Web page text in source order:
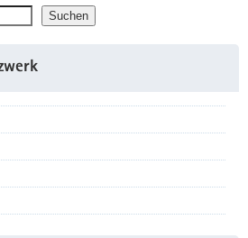
Suchen